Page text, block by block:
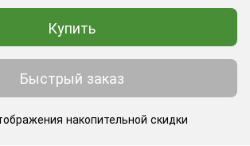
Купить
Быстрый заказ
накопительной скидки